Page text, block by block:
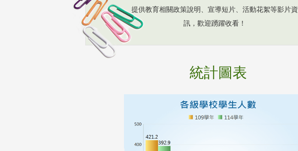
提供教育相關政策說明、宣導短片、活動花絮等影片資
訊，歡迎踴躍收看！
統計圖表